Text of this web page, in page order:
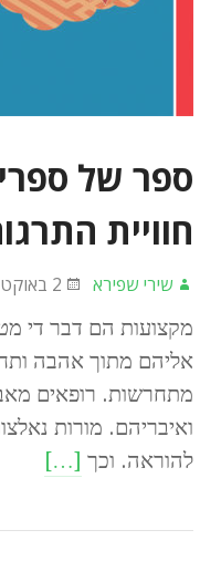
ספר של
חוויית
שירי שפירא 2 באוקטובר 2022
מקצועות הם דבר די
אליהם מתוך אהבה
מתחרשות. רופאים
ואיבריהם. מורות
להוראה. וכך […]